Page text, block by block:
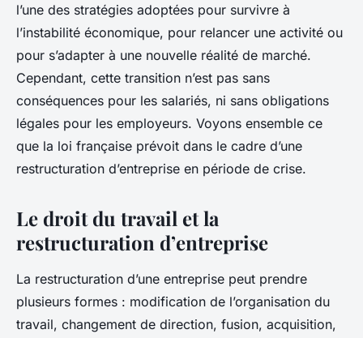
l’une des stratégies adoptées pour survivre à
l’instabilité économique, pour relancer une activité ou
pour s’adapter à une nouvelle réalité de marché.
Cependant, cette transition n’est pas sans
conséquences pour les salariés, ni sans obligations
légales pour les employeurs. Voyons ensemble ce
que la loi française prévoit dans le cadre d’une
restructuration d’entreprise en période de crise.
Le droit du travail et la
restructuration d’entreprise
La restructuration d’une entreprise peut prendre
plusieurs formes : modification de l’organisation du
travail, changement de direction, fusion, acquisition,